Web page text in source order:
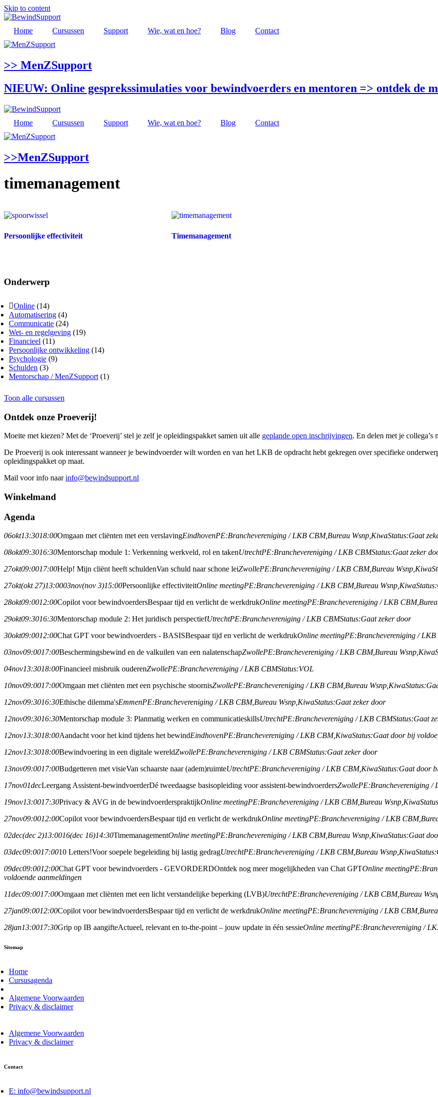
Skip to content
Home Cursussen Support Wie, wat en hoe? Blog Contact
>> MenZSupport
NIEUW: Online gesprekssimulaties voor bewindvoerders en mentoren => ontdek de
Home Cursussen Support Wie, wat en hoe? Blog Contact
>>MenZSupport
timemanagement
Persoonlijke effectiviteit Timemanagement
Onderwerp
Online (14)
Automatisering (4)
Communicatie (24)
Wet- en regelgeving (19)
Financieel (11)
Persoonlijke ontwikkeling (14)
Psychologie (9)
Schulden (3)
Mentorschap / MenZSupport (1)
Toon alle cursussen
Ontdek onze Proeverij!
Moeite met kiezen? Met de ‘Proeverij’ stel je zelf je opleidingspakket samen uit alle geplande open inschrijvingen. En delen met je collega’s
De Proeverij is ook interessant wanneer je bewindvoerder wilt worden en van het LKB de opdracht hebt gekregen over specifieke
opleidingspakket op maat.
Mail voor info naarinfo@bewindsupport.nl
Winkelmand
Agenda
06okt13:3018:00Omgaan met cliënten met een verslavingEindhovenPE:Branchevereniging / LKB CBM, Bureau Wsnp, KiwaStatus:Gaat
08okt09:3016:30Mentorschap module 1: Verkenning werkveld, rol en takenUtrechtPE:Branchevereniging / LKB CBMStatus:Gaat zeker
27okt09:0017:00Help! Mijn cliënt heeft schuldenVan schuld naar schone leiZwollePE:Branchevereniging / LKB CBM, Bureau Wsnp, Kiwa
27okt(okt 27)13:0003nov(nov 3)15:00Persoonlijke effectiviteitOnline meetingPE:Branchevereniging / LKB CBM, Bureau Wsnp, KiwaStatus:
28okt09:0012:00Copilot voor bewindvoerdersBespaar tijd en verlicht de werkdrukOnline meetingPE:Branchevereniging / LKB CBM,
29okt09:3016:30Mentorschap module 2: Het juridisch perspectiefUtrechtPE:Branchevereniging / LKB CBMStatus:Gaat zeker door
30okt09:0012:00Chat GPT voor bewindvoerders - BASISBespaar tijd en verlicht de werkdrukOnline meetingPE:Branchevereniging / LKB
03nov09:0017:00Beschermingsbewind en de valkuilen van een nalatenschapZwollePE:Branchevereniging / LKB CBM, Bureau Wsnp, Kiwa
04nov13:3018:00Financieel misbruik ouderenZwollePE:Branchevereniging / LKB CBMStatus:VOL
10nov09:0017:00Omgaan met cliënten met een psychische stoornisZwollePE:Branchevereniging / LKB CBM, Bureau Wsnp, KiwaStatus:
12nov09:3016:30Ethische dilemma'sEmmenPE:Branchevereniging / LKB CBM, Bureau Wsnp, KiwaStatus:Gaat zeker door
12nov09:3016:30Mentorschap module 3: Planmatig werken en communicatieskillsUtrechtPE:Branchevereniging / LKB CBMStatus:Gaat
12nov13:3018:00Aandacht voor het kind tijdens het bewindEindhovenPE:Branchevereniging / LKB CBM, KiwaStatus:Gaat door bij
12nov13:3018:00Bewindvoering in een digitale wereldZwollePE:Branchevereniging / LKB CBMStatus:Gaat zeker door
13nov09:0017:00Budgetteren met visieVan schaarste naar (adem)ruimteUtrechtPE:Branchevereniging / LKB CBM, KiwaStatus:Gaat door
17nov01decLeergang Assistent-bewindvoerderDé tweedaagse basisopleiding voor assistent-bewindvoerdersZwollePE:Branchevereniging /
19nov13:0017:30Privacy & AVG in de bewindvoerderspraktijkOnline meetingPE:Branchevereniging / LKB CBM, Bureau Wsnp, Kiwa
27nov09:0012:00Copilot voor bewindvoerdersBespaar tijd en verlicht de werkdrukOnline meetingPE:Branchevereniging / LKB CBM,
02dec(dec 2)13:0016(dec 16)14:30TimemanagementOnline meetingPE:Branchevereniging / LKB CBM, Bureau Wsnp, KiwaStatus:Gaat
03dec09:0017:0010 Letters!Voor soepele begeleiding bij lastig gedragUtrechtPE:Branchevereniging / LKB CBM, Bureau Wsnp, KiwaStatus:
09dec09:0012:00Chat GPT voor bewindvoerders - GEVORDERDOntdek nog meer mogelijkheden van Chat GPTOnline meetingPE:
voldoende aanmeldingen
11dec09:0017:00Omgaan met cliënten met een licht verstandelijke beperking (LVB)UtrechtPE:Branchevereniging / LKB CBM, Bureau
27jan09:0012:00Copilot voor bewindvoerdersBespaar tijd en verlicht de werkdrukOnline meetingPE:Branchevereniging / LKB CBM,
28jan13:0017:30Grip op IB aangifteActueel, relevant en to-the-point – jouw update in één sessieOnline meetingPE:Branchevereniging /
Sitemap
Home
Cursusagenda
Algemene Voorwaarden
Privacy & disclaimer
Algemene Voorwaarden
Privacy & disclaimer
Contact
E: info@bewindsupport.nl